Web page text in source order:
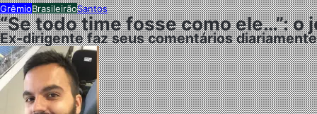
GrêmioBrasileirãoSantos
“Se todo time fosse como ele…”:
Ex-dirigente faz seus comentários